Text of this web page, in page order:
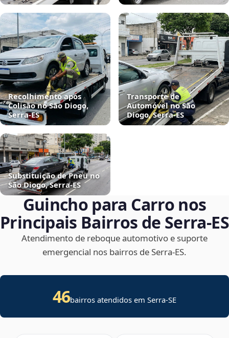
Recolhimento após
Colisão no São Diogo,
Serra‑ES
Transporte de
Automóvel no São
Diogo, Serra‑ES
Substituição de Pneu no
São Diogo, Serra‑ES
Guincho para Carro nos
Principais Bairros de Serra‑ES
Atendimento de reboque automotivo e suporte
emergencial nos bairros de Serra‑ES.
46bairros atendidos emSerra-SE